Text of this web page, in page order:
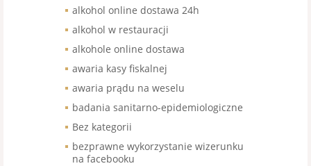
alkohol online dostawa 24h
alkohol w restauracji
alkohole online dostawa
awaria kasy fiskalnej
awaria prądu na weselu
badania sanitarno-epidemiologiczne
Bez kategorii
bezprawne wykorzystanie wizerunku
na facebooku